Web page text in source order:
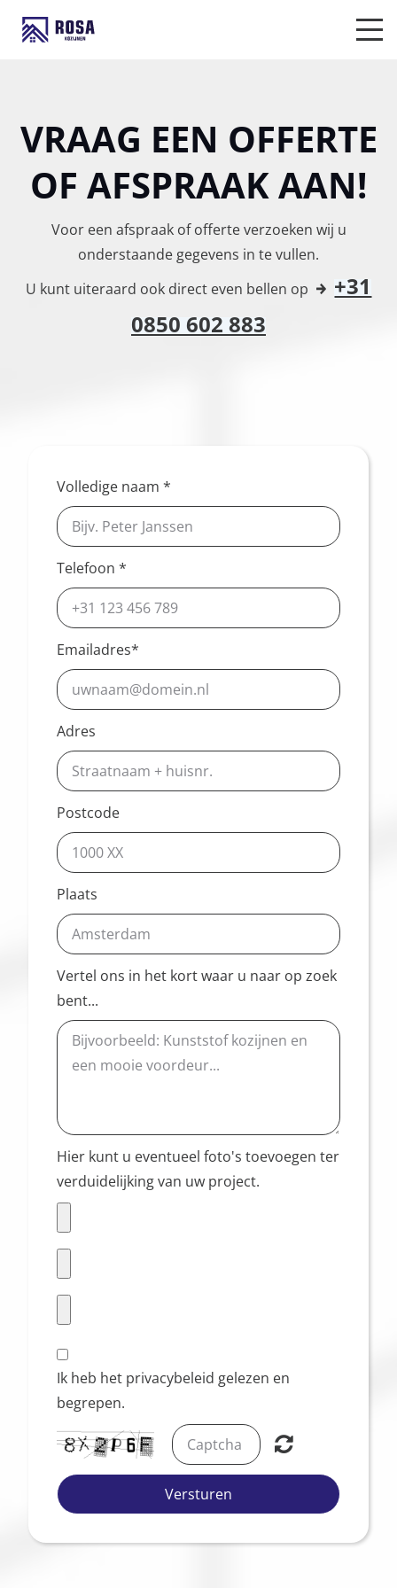
HOME
PRODUCTEN EN DIENSTEN
VRAAG EEN OFFERTE
OF AFSPRAAK AAN!
Voor een afspraak of offerte verzoeken wij u
onderstaande gegevens in te vullen.
U kunt uiteraard ook direct even bellen op
+31
0850 602 883
Volledige naam *
Telefoon *
Emailadres*
Adres
Postcode
Plaats
Vertel ons in het kort waar u naar op zoek
bent...
Hier kunt u eventueel foto's toevoegen ter
verduidelijking van uw project.
Ik heb het privacybeleid gelezen en
begrepen.
Versturen